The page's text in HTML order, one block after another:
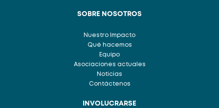
SOBRE NOSOTROS
Nuestro Impacto
Qué hacemos
Equipo
Asociaciones actuales
Noticias
Contáctenos
INVOLUCRARSE